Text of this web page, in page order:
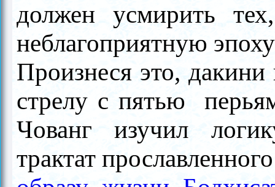
должен усмирить
неблагоприятную
Произнеся это,
стрелу с пятью
Чованг изучил
трактат